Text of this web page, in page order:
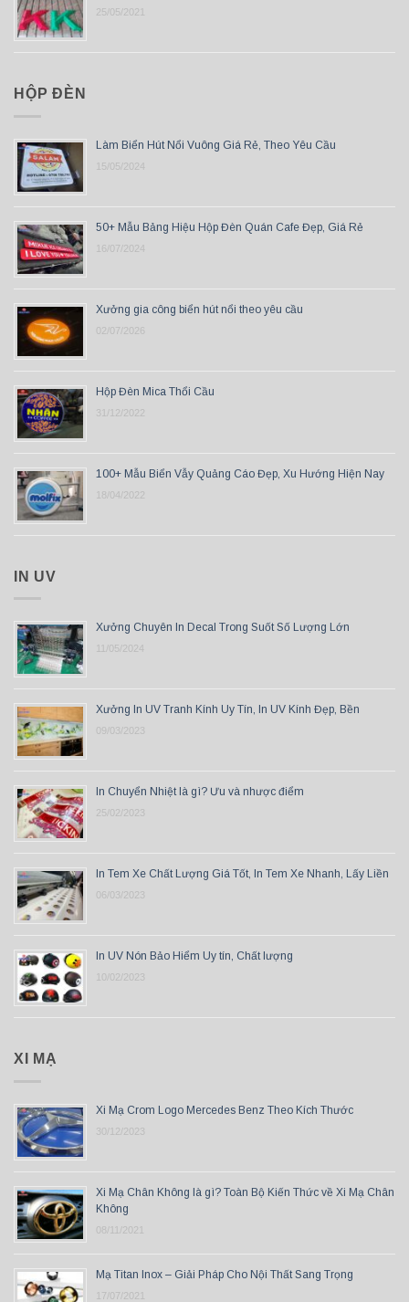
25/05/2021
HỘP ĐÈN
Làm Biển Hút Nổi Vuông Giá Rẻ, Theo Yêu Cầu
15/05/2024
50+ Mẫu Bảng Hiệu Hộp Đèn Quán Cafe Đẹp, Giá Rẻ
16/07/2024
Xưởng gia công biển hút nổi theo yêu cầu
02/07/2026
Hộp Đèn Mica Thổi Cầu
31/12/2022
100+ Mẫu Biển Vẫy Quảng Cáo Đẹp, Xu Hướng Hiện Nay
18/04/2022
IN UV
Xưởng Chuyên In Decal Trong Suốt Số Lượng Lớn
11/05/2024
Xưởng In UV Tranh Kính Uy Tín, In UV Kính Đẹp, Bền
09/03/2023
In Chuyển Nhiệt là gì? Ưu và nhược điểm
25/02/2023
In Tem Xe Chất Lượng Giá Tốt, In Tem Xe Nhanh, Lấy Liền
06/03/2023
In UV Nón Bảo Hiểm Uy tín, Chất lượng
10/02/2023
XI MẠ
Xi Mạ Crom Logo Mercedes Benz Theo Kích Thước
30/12/2023
Xi Mạ Chân Không là gì? Toàn Bộ Kiến Thức về Xi Mạ Chân
Không
08/11/2021
Mạ Titan Inox – Giải Pháp Cho Nội Thất Sang Trọng
17/07/2021